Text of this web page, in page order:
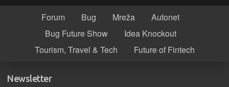
Forum Bug Mreža
Autonet
Bug Future Show
Idea Knockout
Tourism, Travel & Tech
Future of Fintech
Newsletter